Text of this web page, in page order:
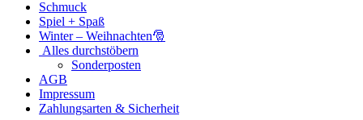
Schmuck
Spiel + Spaß
Winter – Weihnachten🎅
Alles durchstöbern
Sonderposten
AGB
Impressum
Zahlungsarten & Sicherheit